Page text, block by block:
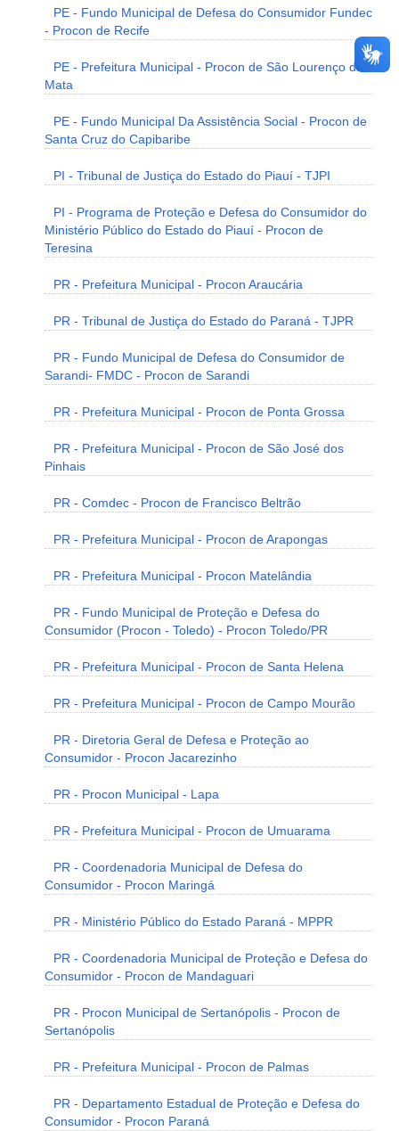
PE - Fundo Municipal de Defesa do Consumidor Fundec
- Procon de Recife
PE - Prefeitura Municipal - Procon de São Lourenço da
Mata
PE - Fundo Municipal Da Assistência Social - Procon de
Santa Cruz do Capibaribe
PI - Tribunal de Justiça do Estado do Piauí - TJPI
PI - Programa de Proteção e Defesa do Consumidor do
Ministério Público do Estado do Piauí - Procon de
Teresina
PR - Prefeitura Municipal - Procon Araucária
PR - Tribunal de Justiça do Estado do Paraná - TJPR
PR - Fundo Municipal de Defesa do Consumidor de
Sarandi- FMDC - Procon de Sarandi
PR - Prefeitura Municipal - Procon de Ponta Grossa
PR - Prefeitura Municipal - Procon de São José dos
Pinhais
PR - Comdec - Procon de Francisco Beltrão
PR - Prefeitura Municipal - Procon de Arapongas
PR - Prefeitura Municipal - Procon Matelândia
PR - Fundo Municipal de Proteção e Defesa do
Consumidor (Procon - Toledo) - Procon Toledo/PR
PR - Prefeitura Municipal - Procon de Santa Helena
PR - Prefeitura Municipal - Procon de Campo Mourão
PR - Diretoria Geral de Defesa e Proteção ao
Consumidor - Procon Jacarezinho
PR - Procon Municipal - Lapa
PR - Prefeitura Municipal - Procon de Umuarama
PR - Coordenadoria Municipal de Defesa do
Consumidor - Procon Maringá
PR - Ministério Público do Estado Paraná - MPPR
PR - Coordenadoria Municipal de Proteção e Defesa do
Consumidor - Procon de Mandaguari
PR - Procon Municipal de Sertanópolis - Procon de
Sertanópolis
PR - Prefeitura Municipal - Procon de Palmas
PR - Departamento Estadual de Proteção e Defesa do
Consumidor - Procon Paraná